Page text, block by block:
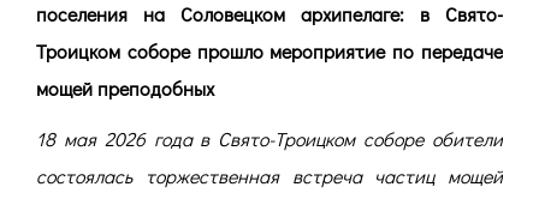
поселения на Соловецком архипелаге: в Свято-
Троицком соборе прошло мероприятие по передаче
мощей преподобных
18 мая 2026 года в Свято-Троицком соборе обители
состоялась торжественная встреча частиц мощей